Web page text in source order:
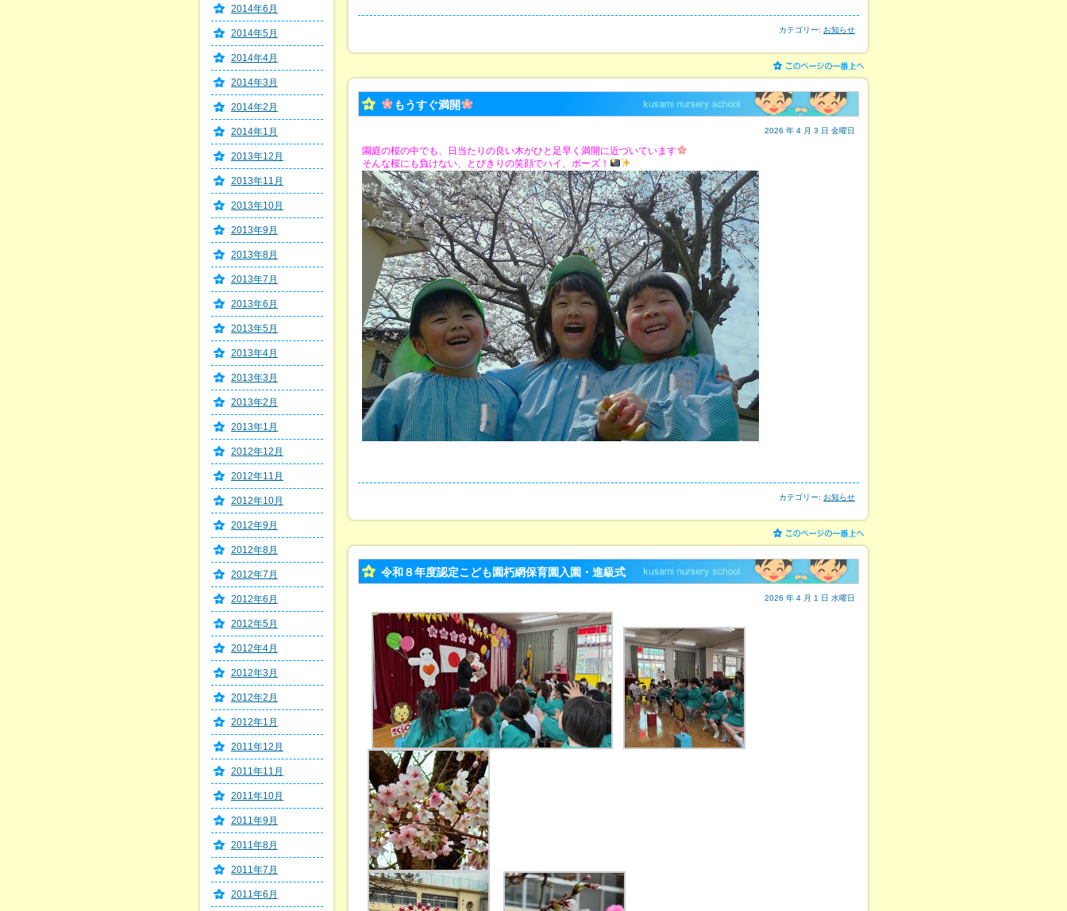
カテゴリー: お知らせ
もうすぐ満開
2026 年 4 月 3 日 金曜日
園庭の桜の中でも、日当たりの良い木がひと足早く満開に近づいています
そんな桜にも負けない、とびきりの笑顔でハイ、ポーズ！
カテゴリー: お知らせ
令和８年度認定こども園朽網保育園入園・進級式
2026 年 4 月 1 日 水曜日
2014年6月
2014年5月
2014年4月
2014年3月
2014年2月
2014年1月
2013年12月
2013年11月
2013年10月
2013年9月
2013年8月
2013年7月
2013年6月
2013年5月
2013年4月
2013年3月
2013年2月
2013年1月
2012年12月
2012年11月
2012年10月
2012年9月
2012年8月
2012年7月
2012年6月
2012年5月
2012年4月
2012年3月
2012年2月
2012年1月
2011年12月
2011年11月
2011年10月
2011年9月
2011年8月
2011年7月
2011年6月